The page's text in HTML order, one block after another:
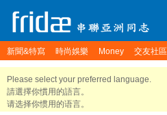
新聞&特寫 時尚娛樂 Money 交友社區
Please select your preferred language.
請選擇你慣用的語言。
请选择你惯用的语言。